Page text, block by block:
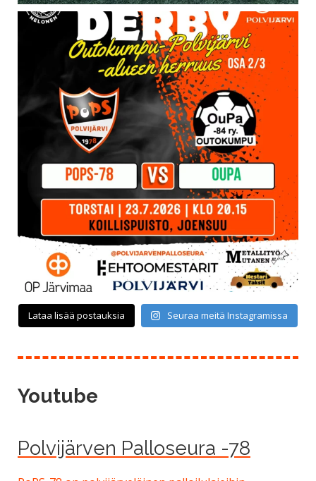
Lataa lisää postauksia Seuraa meitä Instagramissa
Youtube
Polvijärven Palloseura -78